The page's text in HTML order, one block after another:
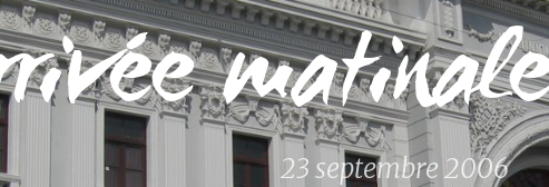
23 septembre 2006